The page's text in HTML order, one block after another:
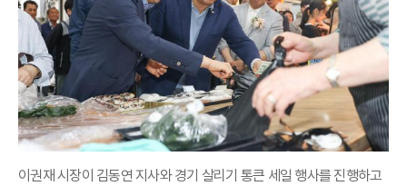
이권재 시장이 김동연 지사와 경기 살리기 통큰 세일 행사를 진행하고